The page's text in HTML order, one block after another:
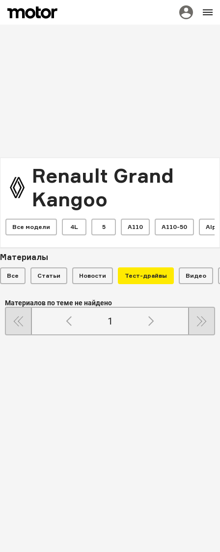
Renault Grand
Kangoo
Все модели 4L 5 A110 A110-50
Материалы
Все Статьи Новости Тест-драйвы Видео
Материалов по теме не найдено
1